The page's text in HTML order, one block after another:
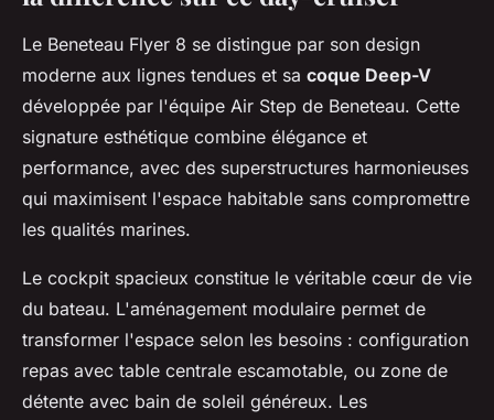
Le Beneteau Flyer 8 se distingue par son design
moderne aux lignes tendues et sa coque Deep-V
développée par l'équipe Air Step de Beneteau. Cette
signature esthétique combine élégance et
performance, avec des superstructures harmonieuses
qui maximisent l'espace habitable sans compromettre
les qualités marines.
Le cockpit spacieux constitue le véritable cœur de vie
du bateau. L'aménagement modulaire permet de
transformer l'espace selon les besoins : configuration
repas avec table centrale escamotable, ou zone de
détente avec bain de soleil généreux. Les